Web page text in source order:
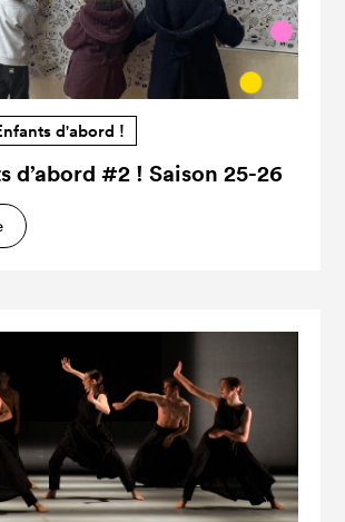
d'abord !
d’abord #2 ! Saison 25-26